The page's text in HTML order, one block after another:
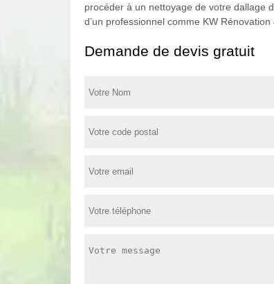
procéder à un nettoyage de votre dallage
d’un professionnel comme KW
Demande de devis gratuit